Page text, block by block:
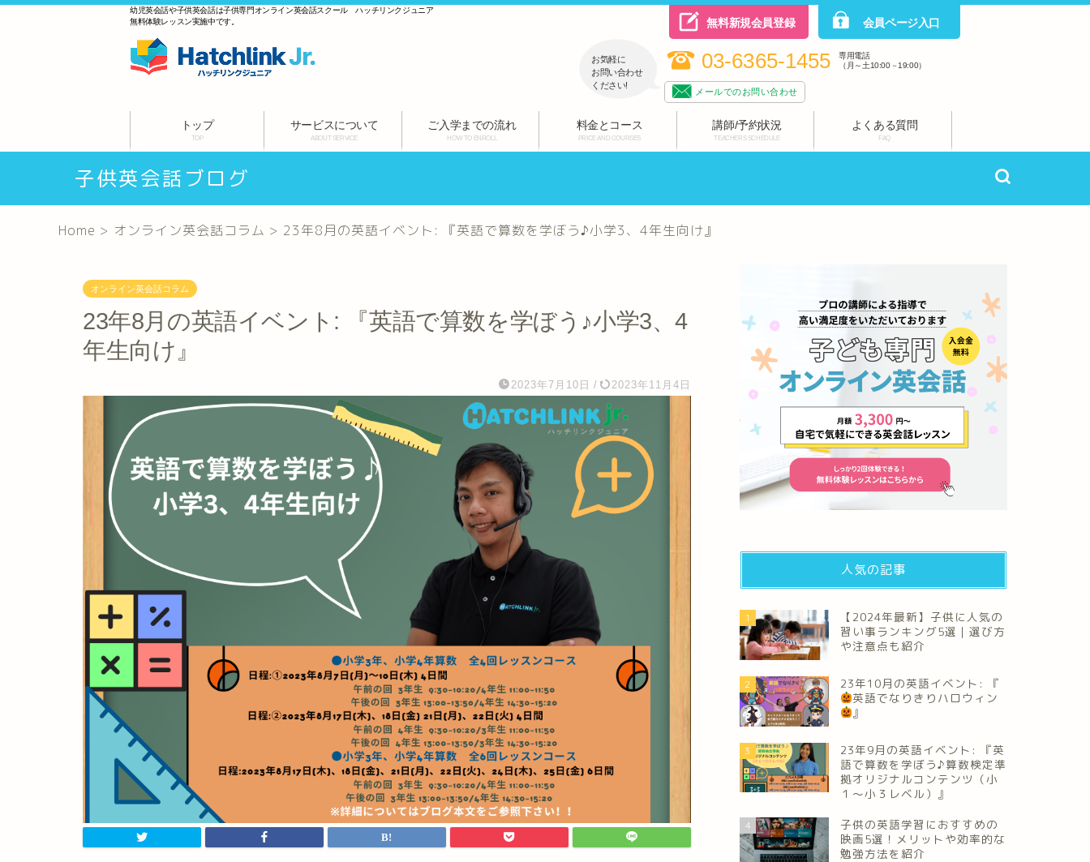
幼児英会話や子供英会話は子供専門オンライン英会話スクール ハッチリンクジュニア
無料体験レッスン実施中です。
無料新規会員登録 会員ページ入口
03-6365-1455
専用電話
（月～土10:00－19:00）
メールでのお問い合わせ
お気軽に
お問い合わせ
ください!
トップ
TOP
サービスについて
ABOUT SERVICE
ご入学までの流れ
HOW TO ENROLL
料金とコース
PRICE AND COURSES
講師/予約状況
TEACHERS SCHEDULE
よくある質問
FAQ
子供英会話ブログ
Home > オンライン英会話コラム > 23年8月の英語イベント: 『英語で算数を学ぼう♪小学3、4年生向け』
オンライン英会話コラム
23年8月の英語イベント: 『英語で算数を学ぼう♪小学3、4
年生向け』
2023年7月10日 / 2023年11月4日
人気の記事
1
【2024年最新】子供に人気の
習い事ランキング5選｜選び方
や注意点も紹介
2
23年10月の英語イベント: 『
英語でなりきりハロウィン
』
3
23年9月の英語イベント: 『英
語で算数を学ぼう♪算数検定準
拠オリジナルコンテンツ（小
１～小３レベル）』
4
子供の英語学習におすすめの
映画5選！メリットや効率的な
勉強方法を紹介